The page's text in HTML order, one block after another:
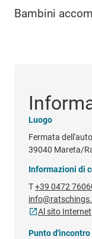
Bambini
Luogo
Fermata
39040 Mareta/
Informazioni di
T+39 0472
Al sito Internet
Punto d'incontro